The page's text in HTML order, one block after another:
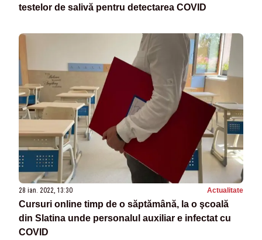
testelor de salivă pentru detectarea COVID
28 ian. 2022, 13:30 Actualitate
Cursuri online timp de o săptămână, la o şcoală
din Slatina unde personalul auxiliar e infectat cu
COVID